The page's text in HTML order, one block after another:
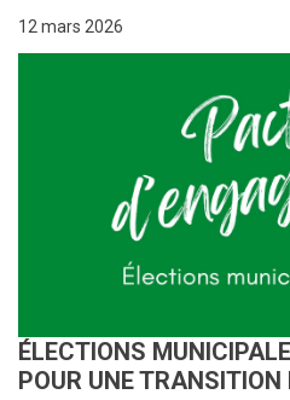
12 mars 2026
ÉLECTIONS
POUR UNE TRANSITION